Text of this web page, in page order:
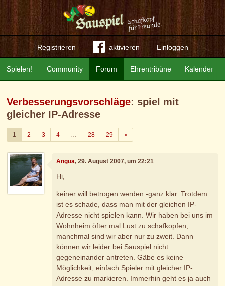
Registrieren aktivieren Einloggen
Community Forum Ehrentribüne Kalender
Spielen!
Verbesserungsvorschläge: spiel mit
gleicher IP-Adresse
1 2 3 4 … 28 29 »Weiter
Angua, 29. August 2007, um 22:21
Hi,
keiner will betrogen werden -ganz klar. Trotdem
ist es schade, dass man mit der gleichen IP-
Adresse nicht spielen kann. Wir haben bei uns im
Wohnheim öfter mal Lust zu schafkopfen,
manchmal sind wir aber nur zu zweit. Dann
können wir leider bei Sauspiel nicht
gegeneinander antreten. Gäbe es keine
Möglichkeit, einfach Spieler mit gleicher IP-
Adresse zu markieren. Immerhin geht es ja auch